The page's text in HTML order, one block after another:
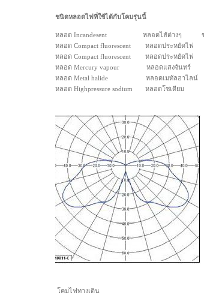
ชนิดหลอดไฟที่ใช้ได้กับโคมรุ่นนี้
หลอด Incandesent หลอดไส้ต่างๆ ขั้
หลอด Compact fluorescent หลอดประหยัด
หลอด Compact fluorescent หลอดประหยัดไฟ
หลอด Mercury vapour หลอดแสงจันทร์
หลอด Metal halide หลอดเมทัลฮาไลน์
หลอด Highpressure sodium หลอดโซเดีย
โคมไฟทางเดิน